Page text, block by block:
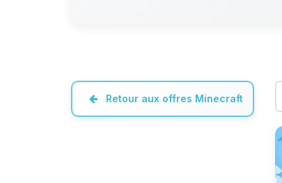
Retour aux offres Minecraft